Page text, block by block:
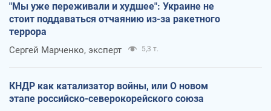
"Мы уже переживали и худшее": Украине не
стоит поддаваться отчаянию из-за ракетного
террора
Сергей Марченко, эксперт 5,3 т.
КНДР как катализатор войны, или О новом
этапе российско-северокорейского союза